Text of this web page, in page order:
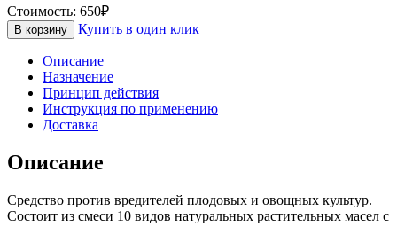
Стоимость: 650₽
В корзину Купить в один клик
Описание
Назначение
Принцип действия
Инструкция по применению
Доставка
Описание
Средство против вредителей плодовых и овощных культур.
Состоит из смеси 10 видов натуральных растительных масел с